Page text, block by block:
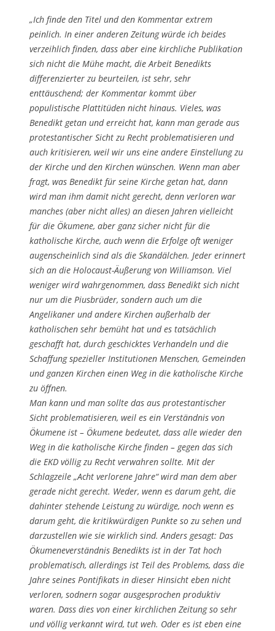
„Ich finde den Titel und den Kommentar extrem
peinlich. In einer anderen Zeitung würde ich beides
verzeihlich finden, dass aber eine kirchliche Publikation
sich nicht die Mühe macht, die Arbeit Benedikts
differenzierter zu beurteilen, ist sehr, sehr
enttäuschend; der Kommentar kommt über
populistische Plattitüden nicht hinaus. Vieles, was
Benedikt getan und erreicht hat, kann man gerade aus
protestantischer Sicht zu Recht problematisieren und
auch kritisieren, weil wir uns eine andere Einstellung zu
der Kirche und den Kirchen wünschen. Wenn man aber
fragt, was Benedikt für seine Kirche getan hat, dann
wird man ihm damit nicht gerecht, denn verloren war
manches (aber nicht alles) an diesen Jahren vielleicht
für die Ökumene, aber ganz sicher nicht für die
katholische Kirche, auch wenn die Erfolge oft weniger
augenscheinlich sind als die Skandälchen. Jeder erinnert
sich an die Holocaust-Äußerung von Williamson. Viel
weniger wird wahrgenommen, dass Benedikt sich nicht
nur um die Piusbrüder, sondern auch um die
Angelikaner und andere Kirchen außerhalb der
katholischen sehr bemüht hat und es tatsächlich
geschafft hat, durch geschicktes Verhandeln und die
Schaffung spezieller Institutionen Menschen, Gemeinden
und ganzen Kirchen einen Weg in die katholische Kirche
zu öffnen.
Man kann und man sollte das aus protestantischer
Sicht problematisieren, weil es ein Verständnis von
Ökumene ist – Ökumene bedeutet, dass alle wieder den
Weg in die katholische Kirche finden – gegen das sich
die EKD völlig zu Recht verwahren sollte. Mit der
Schlagzeile „Acht verlorene Jahre“ wird man dem aber
gerade nicht gerecht. Weder, wenn es darum geht, die
dahinter stehende Leistung zu würdige, noch wenn es
darum geht, die kritikwürdigen Punkte so zu sehen und
darzustellen wie sie wirklich sind. Anders gesagt: Das
Ökumeneverständnis Benedikts ist in der Tat hoch
problematisch, allerdings ist Teil des Problems, dass die
Jahre seines Pontifikats in dieser Hinsicht eben nicht
verloren, sodnern sogar ausgesprochen produktiv
waren. Dass dies von einer kirchlichen Zeitung so sehr
und völlig verkannt wird, tut weh. Oder es ist eben eine